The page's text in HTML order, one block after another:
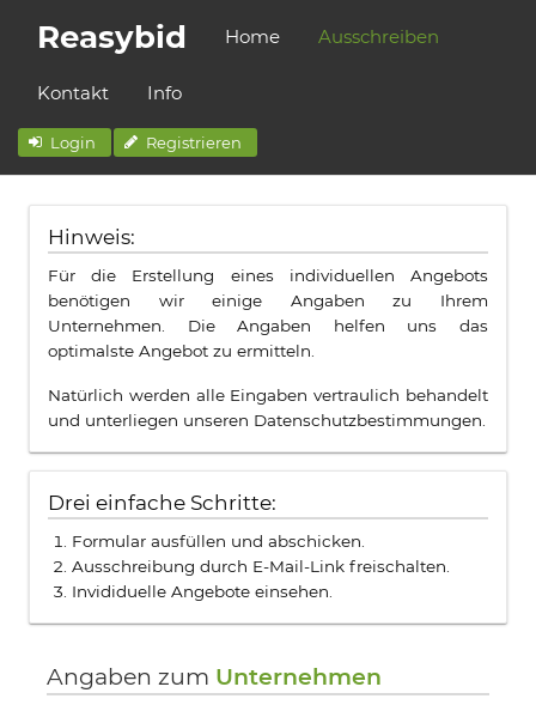
Reasybid Home Ausschreiben
Kontakt Info
Login Registrieren
Hinweis:
Für die Erstellung eines individuellen Angebots
benötigen wir einige Angaben zu Ihrem
Unternehmen. Die Angaben helfen uns das
optimalste Angebot zu ermitteln.
Natürlich werden alle Eingaben vertraulich behandelt
und unterliegen unseren Datenschutzbestimmungen.
Drei einfache Schritte:
Formular ausfüllen und abschicken.
Ausschreibung durch E-Mail-Link freischalten.
Invididuelle Angebote einsehen.
Angaben zum Unternehmen